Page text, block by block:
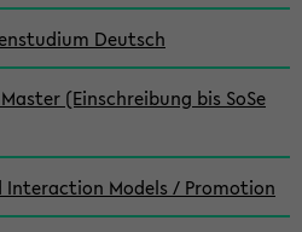
Deutsch
(Einschreibung bis SoSe
Interaction Models / Promotion